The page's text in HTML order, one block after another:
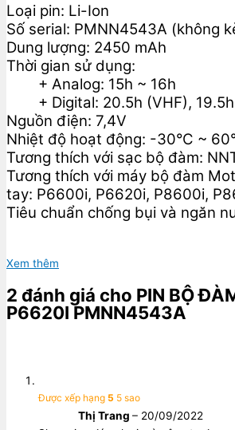
Loại pin: Li-Ion
Số serial: PMNN4543A (không
Dung lượng: 2450 mAh
Thời gian sử dụng:
+ Analog: 15h ~ 16h
+ Digital: 20.5h (VHF),
Nguồn điện: 7,4V
Nhiệt độ hoạt động: -30°C ~
Tương thích với sạc bộ đàm:
Tương thích với máy bộ đàm
tay: P6600i, P6620i, P8600i,
Tiêu chuẩn chống bụi và ngăn
Xem thêm
2 đánh giá cho PIN BỘ
P6620I PMNN4543A
Được xếp hạng 5 5 sao
Thị Trang – 20/09/2022